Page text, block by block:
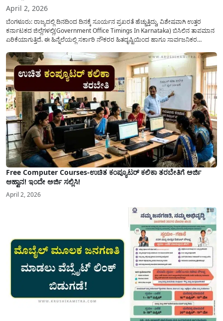
April 2, 2026
ಬೆಂಗಳೂರು: ರಾಜ್ಯದಲ್ಲಿ ದಿನದಿಂದ ದಿನಕ್ಕೆ ಸೂರ್ಯನ ಪ್ರಖರತೆ ಹೆಚ್ಚುತ್ತಿದ್ದು, ವಿಶೇಷವಾಗಿ ಉತ್ತರ
ಕರ್ನಾಟಕದ ಜಿಲ್ಲೆಗಳಲ್ಲಿ(Government Office Timings In Karnataka) ಬಿಸಿಲಿನ ತಾಪಮಾನ
ಏರಿಕೆಯಾಗುತ್ತಿದೆ. ಈ ಹಿನ್ನೆಲೆಯಲ್ಲಿ ಸರ್ಕಾರಿ ನೌಕರರ ಹಿತದೃಷ್ಟಿಯಿಂದ ಹಾಗೂ ಸಾರ್ವಜನಿಕರ
ಮತ್ತು ಕಲ್ಯಾಣ ಕರ್ನಾಟಕದ ಒಟ್ಟು 9 ಜಿಲ್ಲೆಗಳಲ್ಲಿ ಏಪ್ರಿಲ್...
Free Computer Courses-ಉಚಿತ ಕಂಪ್ಯೂಟರ್ ಕಲಿಕಾ ತರಬೇತಿಗೆ ಅರ್ಜಿ
ಆಹ್ವಾನ! ಇಂದೇ ಅರ್ಜಿ ಸಲ್ಲಿಸಿ!
April 2, 2026